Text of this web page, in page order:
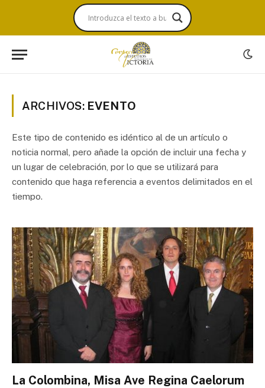
ARCHIVOS: EVENTO
Este tipo de contenido es idéntico al de un artículo o
noticia normal, pero añade la opción de incluir una fecha y
un lugar de celebración, por lo que se utilizará para
contenido que haga referencia a eventos delimitados en el
tiempo.
La Colombina, Misa Ave Regina Caelorum